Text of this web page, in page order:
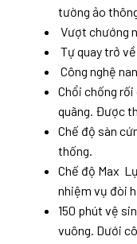
tường ảo
Vượt chướng
Tự quay trở
Công nghệ
Chổi chống
quãng. Được
Chế độ sàn
thống.
Chế độ Max
nhiệm vụ đòi
150 phút vệ
vuông. Dưới